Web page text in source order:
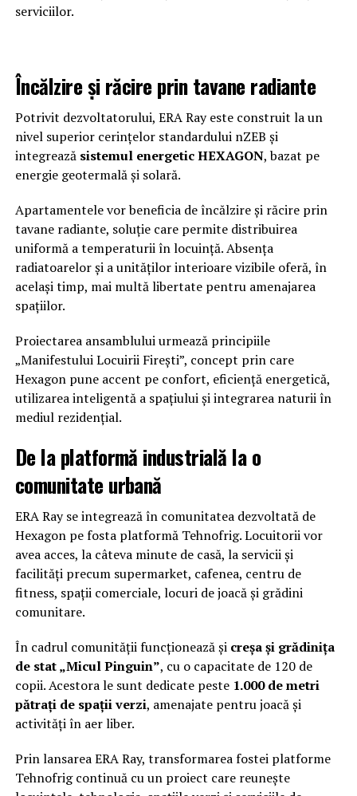
serviciilor.
Încălzire și răcire prin tavane radiante
Potrivit dezvoltatorului, ERA Ray este construit la un
nivel superior cerințelor standardului nZEB și
integrează sistemul energetic HEXAGON, bazat pe
energie geotermală și solară.
Apartamentele vor beneficia de încălzire și răcire prin
tavane radiante, soluție care permite distribuirea
uniformă a temperaturii în locuință. Absența
radiatoarelor și a unităților interioare vizibile oferă, în
același timp, mai multă libertate pentru amenajarea
spațiilor.
Proiectarea ansamblului urmează principiile
„Manifestului Locuirii Firești”, concept prin care
Hexagon pune accent pe confort, eficiență energetică,
utilizarea inteligentă a spațiului și integrarea naturii în
mediul rezidențial.
De la platformă industrială la o
comunitate urbană
ERA Ray se integrează în comunitatea dezvoltată de
Hexagon pe fosta platformă Tehnofrig. Locuitorii vor
avea acces, la câteva minute de casă, la servicii și
facilități precum supermarket, cafenea, centru de
fitness, spații comerciale, locuri de joacă și grădini
comunitare.
În cadrul comunității funcționează și creșa și grădinița
de stat „Micul Pinguin”, cu o capacitate de 120 de
copii. Acestora le sunt dedicate peste 1.000 de metri
pătrați de spații verzi, amenajate pentru joacă și
activități în aer liber.
Prin lansarea ERA Ray, transformarea fostei platforme
Tehnofrig continuă cu un proiect care reunește